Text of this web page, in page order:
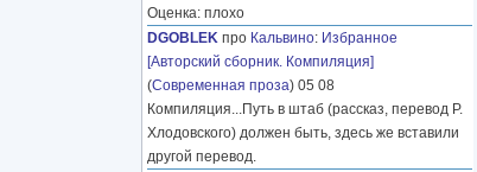
Оценка: плохо
DGOBLEK про Кальвино: Избранное
[Авторский сборник. Компиляция]
(Современная проза) 05 08
Компиляция...Путь в штаб (рассказ, перевод Р.
Хлодовского) должен быть, здесь же вставили
другой перевод.